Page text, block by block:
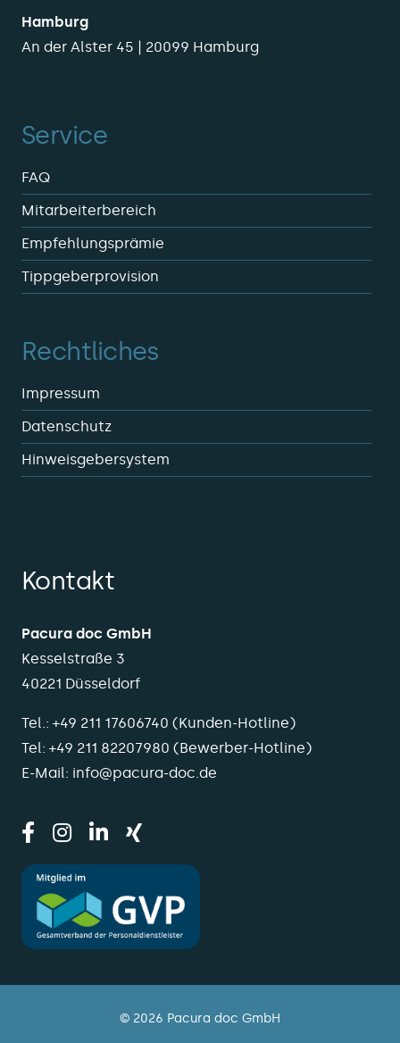
Hamburg
An der Alster 45 | 20099 Hamburg
Service
FAQ
Mitarbeiterbereich
Empfehlungsprämie
Tippgeberprovision
Rechtliches
Impressum
Datenschutz
Hinweisgebersystem
Kontakt
Pacura doc GmbH
Kesselstraße 3
40221 Düsseldorf
Tel.: +49 211 17606740 (Kunden-Hotline)
Tel: +49 211 82207980 (Bewerber-Hotline)
E-Mail: info@pacura-doc.de
© 2026 Pacura doc GmbH